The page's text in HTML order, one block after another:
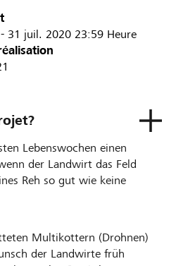
- 31 juil. 2020 23:59 Heure
Lebenswochen einen
der Landwirt das Feld
Reh so gut wie keine
Multikottern (Drohnen)
der Landwirte früh